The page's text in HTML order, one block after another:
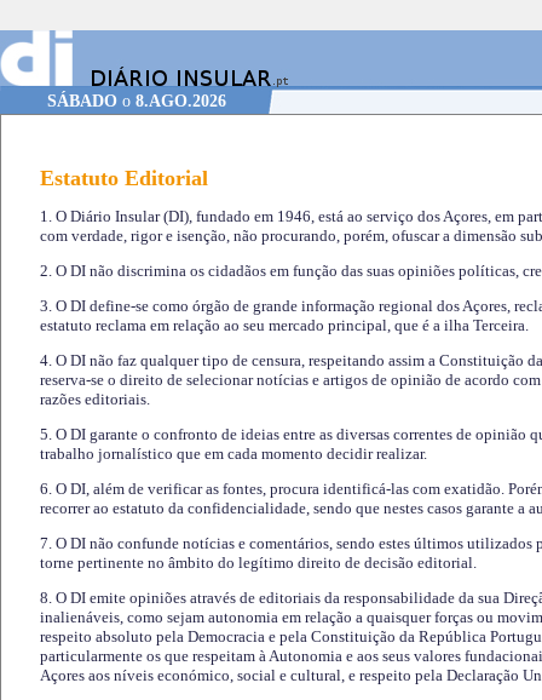
SÁBADOo 8.AGO.2026
Estatuto Editorial
1. O Diário Insular (DI), fundado em 1946, está ao serviço dos Açores, em
com verdade, rigor e isenção, não procurando, porém, ofuscar a dimensão
2. O DI não discrimina os cidadãos em função das suas opiniões políticas,
3. O DI define-se como órgão de grande informação regional dos Açores,
estatuto reclama em relação ao seu mercado principal, que é a ilha Terceira.
4. O DI não faz qualquer tipo de censura, respeitando assim a Constituição
reserva-se o direito de selecionar notícias e artigos de opinião de acordo
razões editoriais.
5. O DI garante o confronto de ideias entre as diversas correntes de opinião
trabalho jornalístico que em cada momento decidir realizar.
6. O DI, além de verificar as fontes, procura identificá-las com exatidão.
recorrer ao estatuto da confidencialidade, sendo que nestes casos garante a
7. O DI não confunde notícias e comentários, sendo estes últimos utilizados
torne pertinente no âmbito do legítimo direito de decisão editorial.
8. O DI emite opiniões através de editoriais da responsabilidade da sua
inalienáveis, como sejam autonomia em relação a quaisquer forças ou
respeito absoluto pela Democracia e pela Constituição da República
particularmente os que respeitam à Autonomia e aos seus valores
Açores aos níveis económico, social e cultural, e respeito pela Declaração